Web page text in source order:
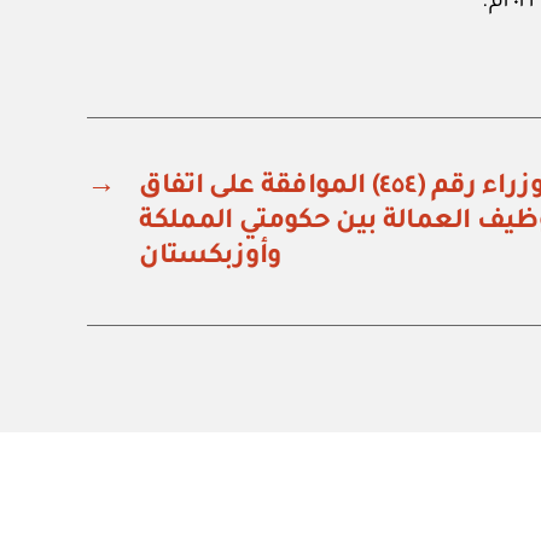
→
قرار مجلس الوزراء رقم (٤٥٤) الموافقة على اتفاق
العمالة بين حكومتي المملكة
وأوزبكستان